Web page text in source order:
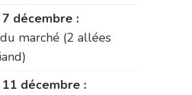
décembre :
marché (2 allées
décembre :